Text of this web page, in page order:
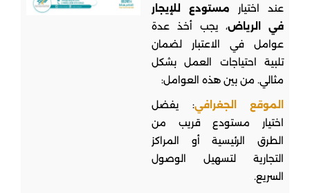
عند اختيار مستودع للإيجار
في الرياض، يجب أخذ عدة
عوامل في الاعتبار لضمان
تلبية احتياجات العمل بشكل
مثالي. من بين هذه العوامل:
الموقع الجغرافي: يفضل
اختيار مستودع قريب من
الطرق الرئيسية أو المراكز
التجارية لتسهيل الوصول
السريع.